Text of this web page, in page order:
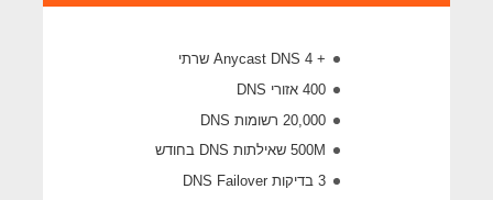
+ 4 Anycast DNS שרתי
400 אזורי DNS
20,000 רשומות DNS
500M שאילתות DNS בחודש
3 בדיקות DNS Failover